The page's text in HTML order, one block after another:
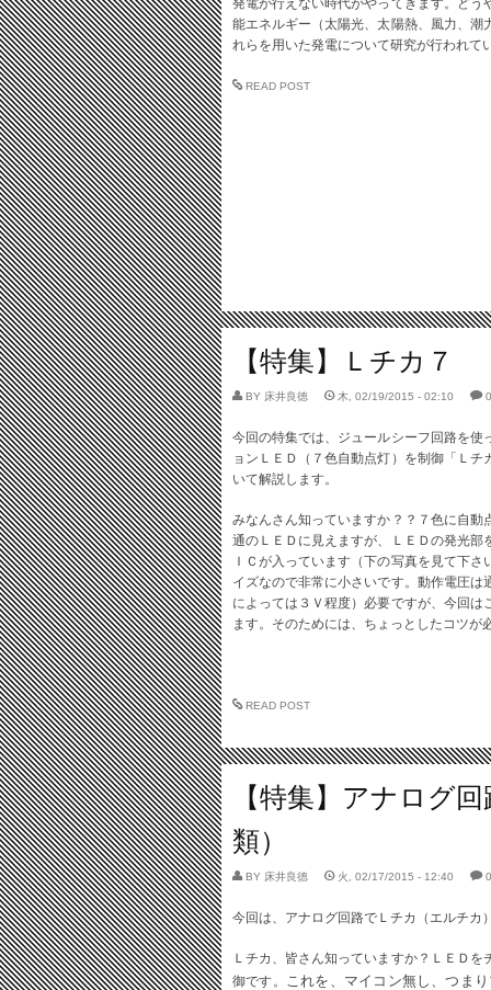
発電が行えない時代がやってきます。ど
能エネルギー（太陽光、太陽熱、風力、
れらを用いた発電について研究が行われて
READ POST
【特集】Ｌチカ７
BY 床井良徳 木, 02/19/2015 - 02:10
今回の特集では、ジュールシーフ回路を
ョンＬＥＤ（７色自動点灯）を制御「Ｌ
いて解説します。
みなんさん知っていますか？？７色に自
通のＬＥＤに見えますが、ＬＥＤの発光
ＩＣが入っています（下の写真を見て下
イズなので非常に小さいです。動作電圧
によっては３Ｖ程度）必要ですが、今回
ます。そのためには、ちょっとしたコツが
READ POST
【特集】アナログ
類）
BY 床井良徳 火, 02/17/2015 - 12:40
今回は、アナログ回路でＬチカ（エルチカ
Ｌチカ、皆さん知っていますか？ＬＥＤ
御です。
これを、マイコン無し、つま